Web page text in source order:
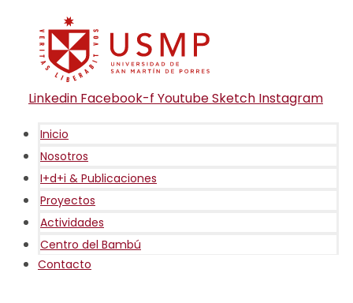
Linkedin Facebook-f YoutubeSketch Instagram
Inicio
Nosotros
I+d+i & Publicaciones
Proyectos
Actividades
Centro del Bambú
Contacto